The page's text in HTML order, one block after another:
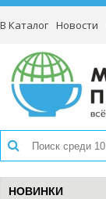
В Каталог Новости
НОВИНКИ